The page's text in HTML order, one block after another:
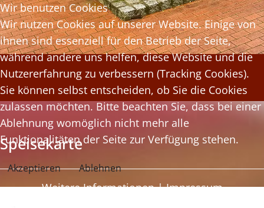
Speisekarte
Wir benutzen Cookies
Wir nutzen Cookies auf unserer Website. Einige von
ihnen sind essenziell für den Betrieb der Seite,
während andere uns helfen, diese Website und die
Nutzererfahrung zu verbessern (Tracking Cookies).
Sie können selbst entscheiden, ob Sie die Cookies
zulassen möchten. Bitte beachten Sie, dass bei einer
Ablehnung womöglich nicht mehr alle
Funktionalitäten der Seite zur Verfügung stehen.
Akzeptieren Ablehnen
Weitere Informationen|Impressum